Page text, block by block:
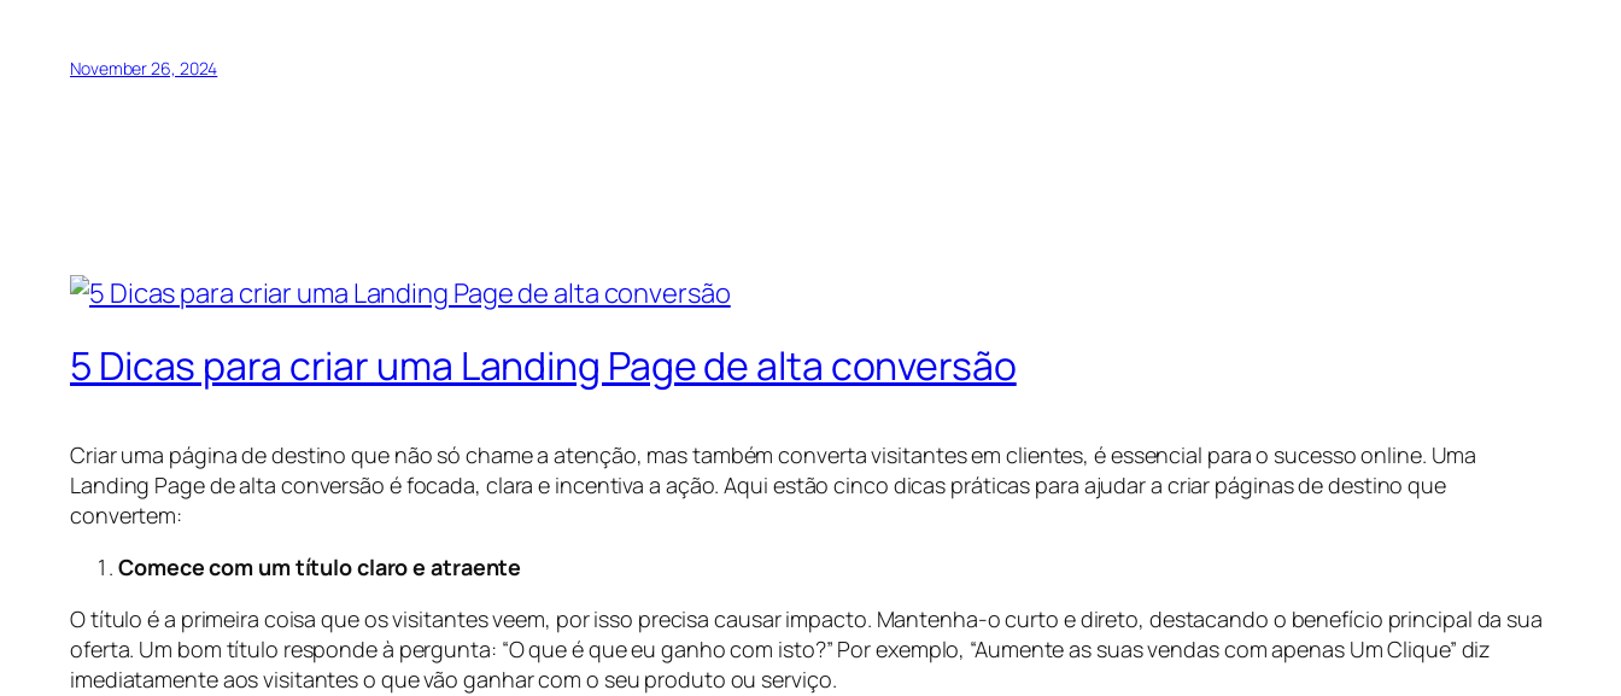
November 26, 2024
5 Dicas para criar uma Landing Page de alta conversão
Criar uma página de destino que não só chame a atenção, mas também converta visitantes em clientes, é essencial para o sucesso online. Uma
Landing Page de alta conversão é focada, clara e incentiva a ação. Aqui estão cinco dicas práticas para ajudar a criar páginas de destino que
convertem:
Comece com um título claro e atraente
O título é a primeira coisa que os visitantes veem, por isso precisa causar impacto. Mantenha-o curto e direto, destacando o benefício principal da sua
oferta. Um bom título responde à pergunta: “O que é que eu ganho com isto?” Por exemplo, “Aumente as suas vendas com apenas Um Clique” diz
imediatamente aos visitantes o que vão ganhar com o seu produto ou serviço.